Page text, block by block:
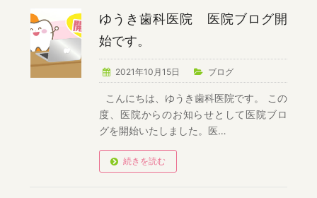
ゆうき歯科医院 医院ブログ開
始です。
2021年10月15日 ブログ
こんにちは、ゆうき歯科医院です。 この
度、医院からのお知らせとして医院ブロ
グを開始いたしました。医…
続きを読む